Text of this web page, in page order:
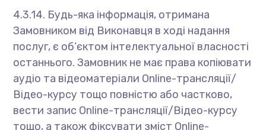
4.3.14. Будь-яка інформація, отримана
Замовником від Виконавця в ході надання
послуг, є об’єктом інтелектуальної власності
останнього. Замовник не має права копіювати
аудіо та відеоматеріали Online-трансляції/
Відео-курсу тощо повністю або частково,
вести запис Online-трансляції/Відео-курсу
тощо, а також фіксувати зміст Online-